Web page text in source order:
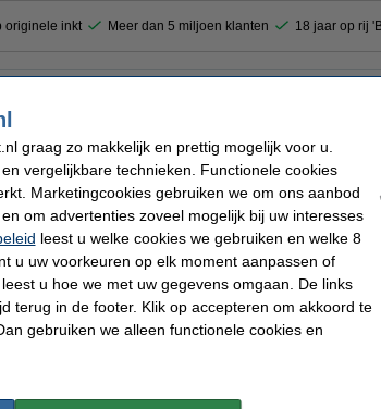
originele inkt Meer dan 5 miljoen klanten 18 jaar op rij
u problemen met de afdrukkwaliteit oplossen. De kit
Merk:
Ons artikelnr:
Nummer:
besteld hebben
graag zo makkelijk en prettig mogelijk voor u.
vergelijkbare technieken. Functionele cookies
Marketingcookies gebruiken we om ons aanbod
om advertenties zoveel mogelijk bij uw interesses
leest u welke cookies we gebruiken en welke 8
u uw voorkeuren op elk moment aanpassen of
leest u hoe we met uw gegevens omgaan. De links
terug in de footer. Klik op accepteren om akkoord te
gebruiken we alleen functionele cookies en